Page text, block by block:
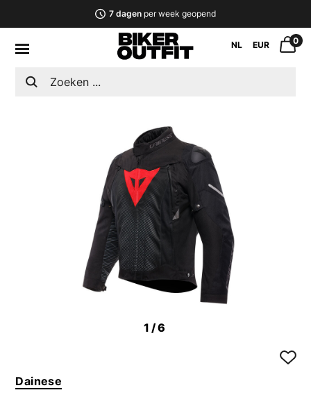
7 dagenper week geopend
NL EUR 0
1 /6
Dainese